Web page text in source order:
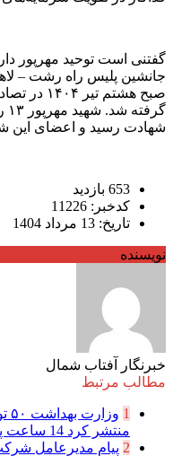
گفتنی است توحید مهرپور
صبح هشتم
شهادت رسید‌ و اعضای این شهید به ۳ نفر از
653 بازدید
کدخبر: 11226
تاریخ: 13 مرداد 1404
نویسنده
خبرنگار آفتاب شمال
مطالب مرتبط
1
منتشر کرد 14 ساعت پیش
2 پیام مدیرعامل